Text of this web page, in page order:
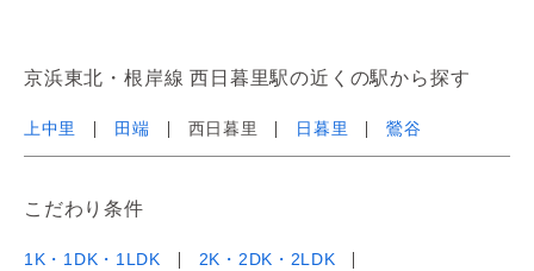
京浜東北・根岸線 西日暮里駅の近くの駅から探す
上中里 田端 西日暮里 日暮里 鶯谷
こだわり条件
1K・1DK・1LDK
2K・2DK・2LDK